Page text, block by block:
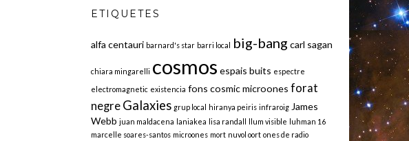
ETIQUETES
alfa centauri barnard's star barri local big-bang carl sagan
chiara mingarelli cosmos espais buits espectre
electromagnetic existencia fons cosmic microones forat
negre Galaxies grup local hiranya peiris infraroig James
Webb juan maldacena laniakea lisa randall llum visible luhman 16
marcelle soares-santos microones mort nuvol oort ones de radio